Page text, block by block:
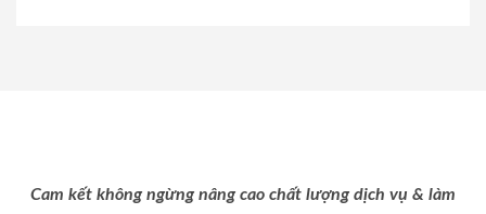
Cam kết không ngừng nâng cao chất lượng dịch vụ & làm